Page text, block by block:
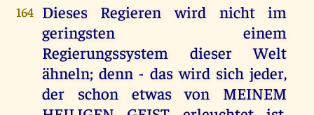
164 Dieses Regieren wird nicht im
geringsten einem
Regierungssystem dieser Welt
ähneln; denn - das wird sich jeder,
der schon etwas von MEINEM